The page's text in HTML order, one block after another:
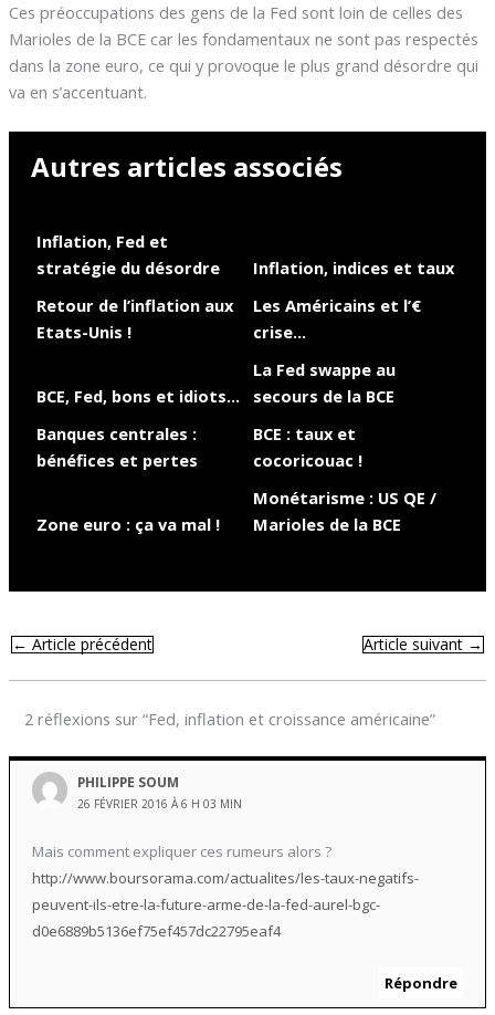
Ces préoccupations des gens de la Fed sont loin de celles des
Marioles de la BCE car les fondamentaux ne sont pas respectés
dans la zone euro, ce qui y provoque le plus grand désordre qui
va en s’accentuant.
Autres articles associés
Inflation, Fed et
stratégie du désordre
Inflation, indices et taux
Retour de l’inflation aux
Etats-Unis !
Les Américains et l’€
crise…
BCE, Fed, bons et idiots…
La Fed swappe au
secours de la BCE
Banques centrales :
bénéfices et pertes
BCE : taux et
cocoricouac !
Zone euro : ça va mal !
Monétarisme : US QE /
Marioles de la BCE
←Article précédent Article suivant→
2 réflexions sur “Fed, inflation et croissance américaine”
PHILIPPE SOUM
26 FÉVRIER 2016 À 6 H 03 MIN
Mais comment expliquer ces rumeurs alors ?
http://www.boursorama.com/actualites/les-taux-negatifs-
peuvent-ils-etre-la-future-arme-de-la-fed-aurel-bgc-
d0e6889b5136ef75ef457dc22795eaf4
Répondre